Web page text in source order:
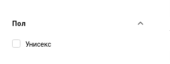
Пол
Унисекс